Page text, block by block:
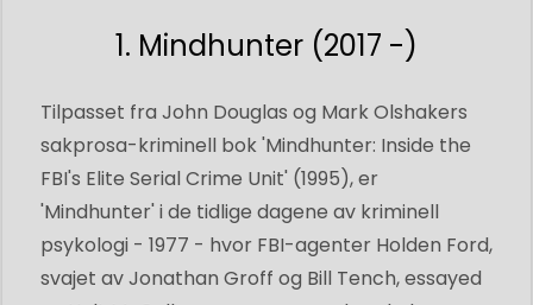
1. Mindhunter (2017 -)
Tilpasset fra John Douglas og Mark Olshakers
sakprosa-kriminell bok 'Mindhunter: Inside the
FBI's Elite Serial Crime Unit' (1995), er
'Mindhunter' i de tidlige dagene av kriminell
psykologi - 1977 - hvor FBI-agenter Holden Ford,
svajet av Jonathan Groff og Bill Tench, essayed